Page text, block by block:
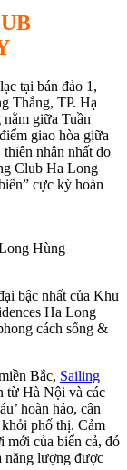
tại bán đảo 1,
Thắng, TP. Hạ
giữa Tuần
giao hòa giữa
nhân nhất do
Club Ha Long
cực kỳ hoàn
Hùng
bậc nhất của Khu
Ha Long
cách sống &
Bắc, Sailing
từ Hà Nội và các
hoàn hảo, cân
phố thị. Cảm
mới của biển cả, đó
năng lượng được